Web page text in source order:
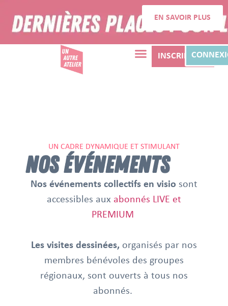
EN SAVOIR PLUS
INSCRIPTION
UN CADRE DYNAMIQUE ET STIMULANT
NOS ÉVÉNEMENTS
Nos événements collectifs en visio sont
accessibles aux abonnés LIVE et
PREMIUM
Les visites dessinées, organisés par nos
membres bénévoles des groupes
régionaux, sont ouverts à tous nos
abonnés.